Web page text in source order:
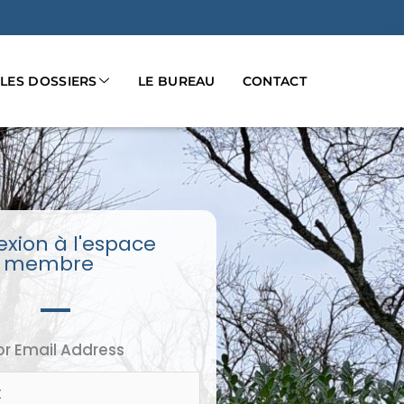
LES DOSSIERS LE BUREAU CONTACT
à l'espace
membre
Email Address